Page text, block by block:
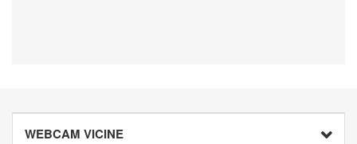
WEBCAM VICINE